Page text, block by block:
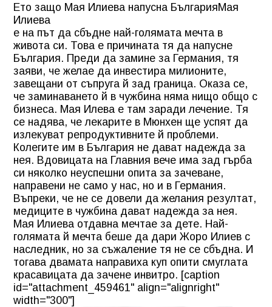
Ето защо Мая Илиева напусна БългарияМая
Илиева
е на път да сбъдне най-голямата мечта в
живота си. Това е причината тя да напусне
България. Преди да замине за Германия, тя
заяви, че желае да инвестира милионите,
завещани от съпруга й зад граница. Оказа се,
че заминаването й в чужбина няма нищо общо с
бизнеса. Мая Илева е там заради лечение. Тя
се надява, че лекарите в Мюнхен ще успят да
излекуват репродуктивните й проблеми.
Колегите им в България не дават надежда за
нея. Вдовицата на Главния вече има зад гърба
си няколко неуспешни опита за зачеване,
направени не само у нас, но и в Германия.
Въпреки, че не се довели да желания резултат,
медиците в чужбина дават надежда за нея.
Мая Илиева отдавна мечтае за дете. Най-
голямата й мечта беше да дари Жоро Илиев с
наследник, но за съжаление тя не се сбъдна. И
тогава двамата направиха куп опити смуглата
красавицата да зачене инвитро. [caption
id="attachment_459461" align="alignright"
width="300"]